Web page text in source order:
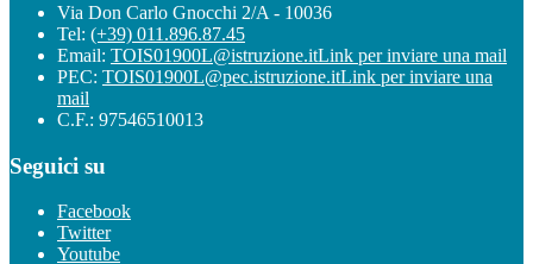
Via Don Carlo Gnocchi 2/A - 10036
Tel: (+39) 011.896.87.45
Email: TOIS01900L@istruzione.itLink per inviare una mail
PEC: TOIS01900L@pec.istruzione.itLink per inviare una
mail
C.F.: 97546510013
Seguici su
Facebook
Twitter
Youtube